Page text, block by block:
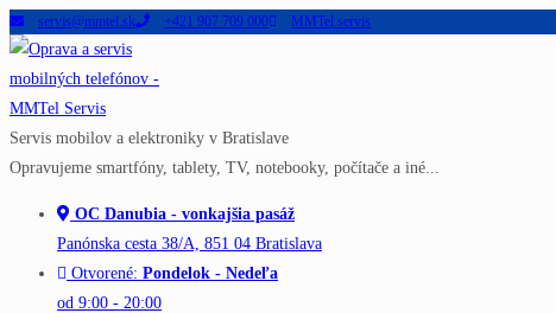
Skip
to
content
servis@mmtel.sk +421 907 709 000 MMTel servis
Servis mobilov a elektroniky v Bratislave
Opravujeme smartfóny, tablety, TV, notebooky, počítače a iné...
OC Danubia - vonkajšia pasáž
Panónska cesta 38/A, 851 04 Bratislava
Otvorené: Pondelok - Nedeľa
od 9:00 - 20:00